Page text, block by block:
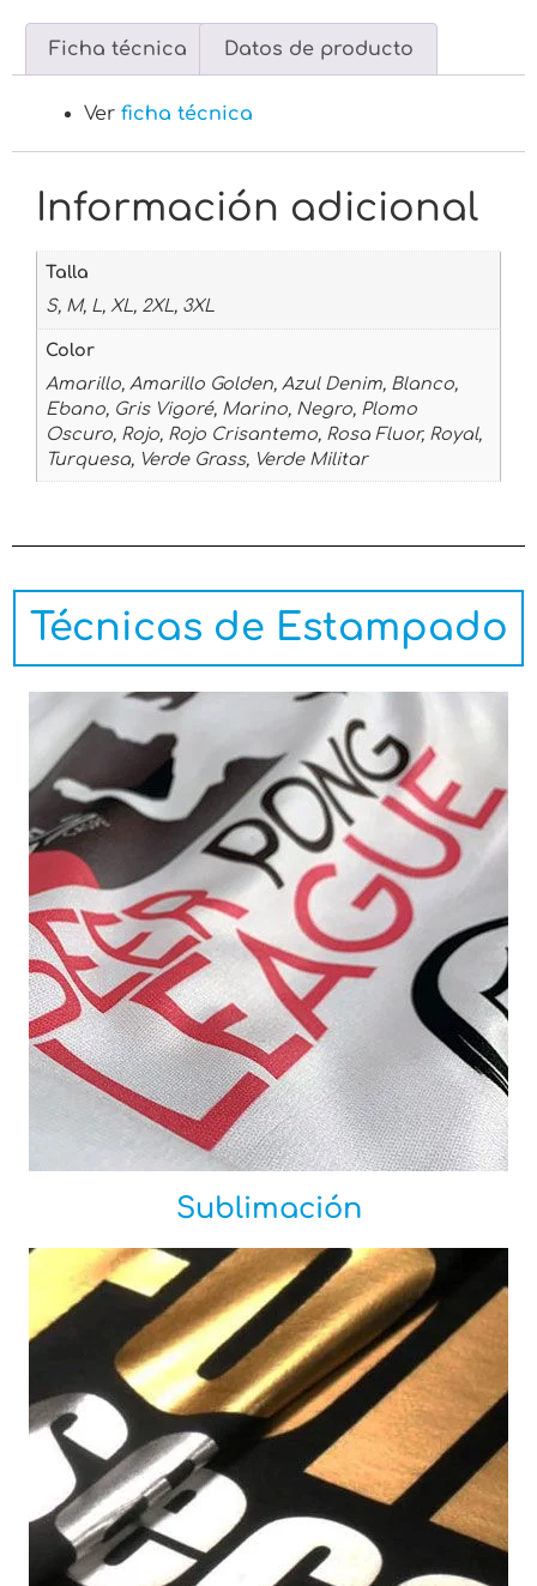
Ficha técnica Datos de producto
Ver ficha técnica
Información adicional
Talla
S, M, L, XL, 2XL, 3XL
Color
Amarillo, Amarillo Golden, Azul Denim, Blanco,
Ebano, Gris Vigoré, Marino, Negro, Plomo
Oscuro, Rojo, Rojo Crisantemo, Rosa Fluor, Royal,
Turquesa, Verde Grass, Verde Militar
Técnicas de Estampado
Sublimación